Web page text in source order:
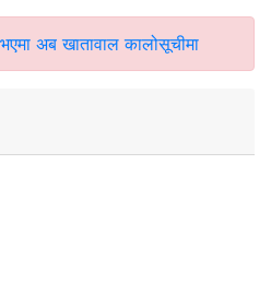
अब खातावाल कालोसूचीमा